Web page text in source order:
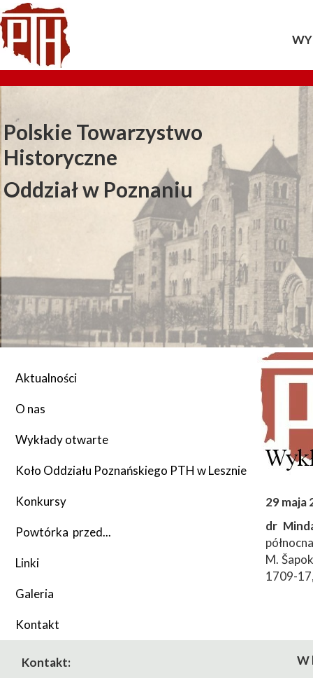
Polskie Towarzystwo
Historyczne
Oddział w Poznaniu
Aktualności
O nas
Władze
Statut PTH
Historia Oddziału
Członkowie honorowi
Deklaracje i formularze
Składki
Wykłady otwarte
2016/2017
2017/2018
2018/2019
2019/2020
2020/2021
2021/2022
2022/2023
2023/2024
Koło Oddziału Poznańskiego PTH w Lesznie
Zarząd Koła
Dane adresowe
Regulamin Koła
Konkursy
Olimpiada Historyczna
Konkurs im. Kazimierza Tymienieckiego
Powtórka przed...
Linki
Galeria
Kontakt
29 maja
dr
M.
1709-
Kontakt:
W